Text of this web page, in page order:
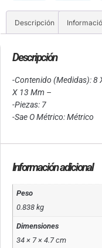
Descripción
Descripción
-Contenido (Medidas): 8
X 13 Mm –
-Piezas: 7
-Sae O Métrico: Métrico
Información adicional
Peso
0.838 kg
Dimensiones
34 × 7 × 4.7 cm